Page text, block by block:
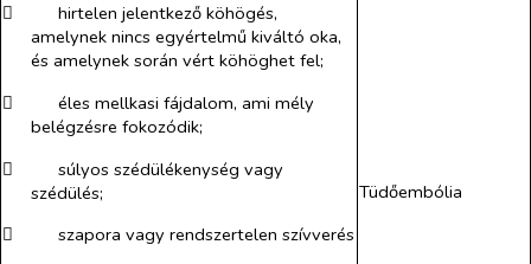
​
hirtelen jelentkező köhögés,
amelynek nincs egyértelmű kiváltó oka,
és amelynek során vért köhöghet fel;
​
éles mellkasi fájdalom, ami mély
belégzésre fokozódik;
​
súlyos szédülékenység vagy
szédülés;
​
szapora vagy rendszertelen szívverés
Tüdőembólia